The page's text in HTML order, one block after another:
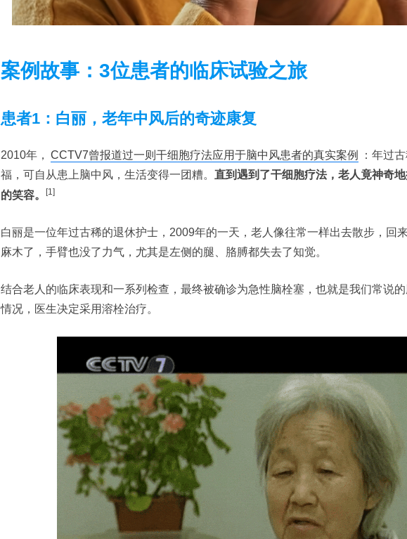
案例故事：3位患者的临床试验之旅
患者1：白丽，老年中风后的奇迹康复
2010年， CCTV7曾报道过一则干细胞疗法应用于脑中风患者的真实案例
：年过
福，可自从患上脑中风，生活变得一团糟。 直到遇到了干细胞疗法，老人竟神奇
的笑容。
[1]
白丽是一位年过古稀的退休护士，2009年的一天，老人像往常一样出去散步，回
麻木了，手臂也没了力气，尤其是左侧的腿、胳膊都失去了知觉。
结合老人的临床表现和一系列检查，最终被确诊为急性脑栓塞，也就是我们常说
情况，医生决定采用溶栓治疗。